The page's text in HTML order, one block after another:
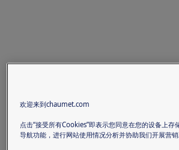
欢迎来到chaumet.com
点击“接受所有Cookies”即表示您同意在您的设备上存
导航功能，进行网站使用情况分析并协助我们开展营销